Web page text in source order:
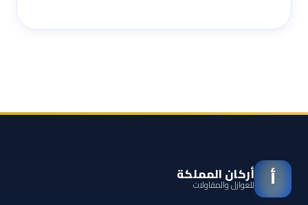
أ أركان المملكة
للعوازل والمقاولات